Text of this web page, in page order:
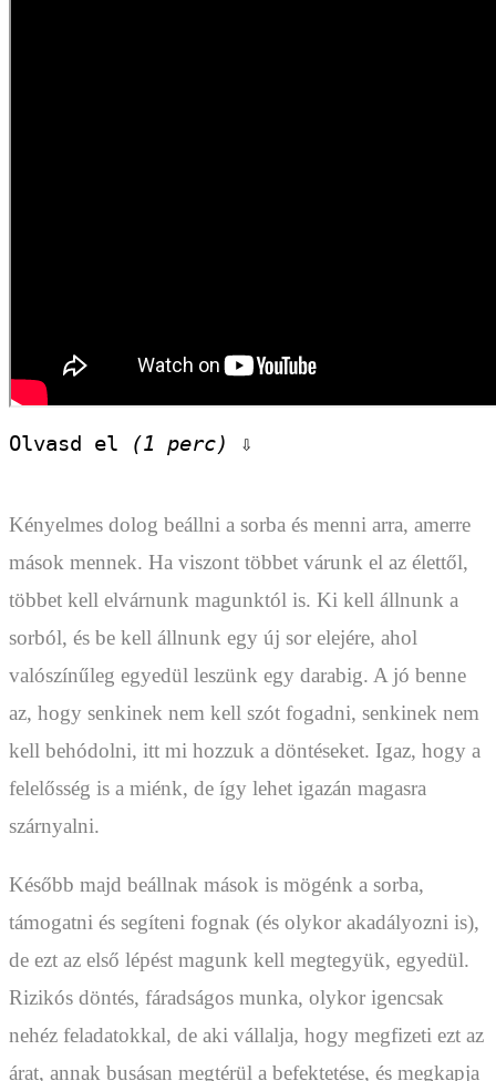
Olvasd el (1 perc) ⇩
Kényelmes dolog beállni a sorba és menni arra, amerre
mások mennek. Ha viszont többet várunk el az élettől,
többet kell elvárnunk magunktól is. Ki kell állnunk a
sorból, és be kell állnunk egy új sor elejére, ahol
valószínűleg egyedül leszünk egy darabig. A jó benne
az, hogy senkinek nem kell szót fogadni, senkinek nem
kell behódolni, itt mi hozzuk a döntéseket. Igaz, hogy a
felelősség is a miénk, de így lehet igazán magasra
szárnyalni.
Később majd beállnak mások is mögénk a sorba,
támogatni és segíteni fognak (és olykor akadályozni is),
de ezt az első lépést magunk kell megtegyük, egyedül.
Rizikós döntés, fáradságos munka, olykor igencsak
nehéz feladatokkal, de aki vállalja, hogy megfizeti ezt az
árat, annak busásan megtérül a befektetése, és megkapja